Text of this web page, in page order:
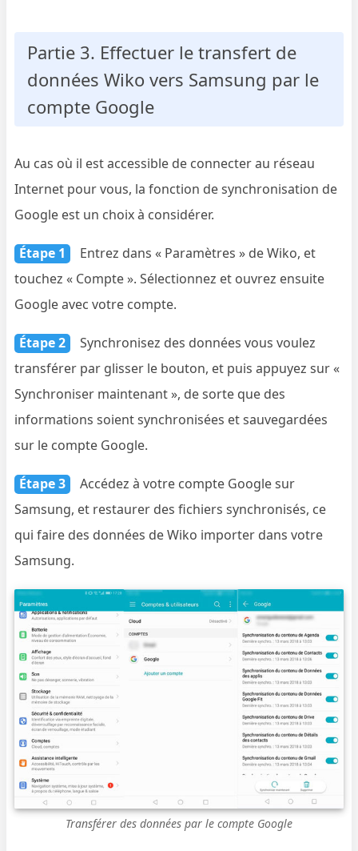
Partie 3. Effectuer le transfert de
données Wiko vers Samsung par le
compte Google
Au cas où il est accessible de connecter au réseau
Internet pour vous, la fonction de synchronisation de
Google est un choix à considérer.
Étape 1
Entrez dans « Paramètres » de Wiko, et
touchez « Compte ». Sélectionnez et ouvrez ensuite
Google avec votre compte.
Étape 2
Synchronisez des données vous voulez
transférer par glisser le bouton, et puis appuyez sur «
Synchroniser maintenant », de sorte que des
informations soient synchronisées et sauvegardées
sur le compte Google.
Étape 3
Accédez à votre compte Google sur
Samsung, et restaurer des fichiers synchronisés, ce
qui faire des données de Wiko importer dans votre
Samsung.
Transférer des données par le compte Google